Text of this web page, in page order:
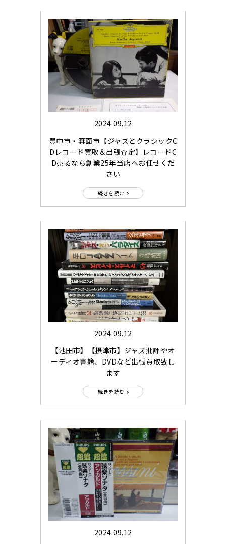
2024.09.12
豊中市・箕面市【ジャズとクラシックC
Dレコード買取＆出張査定】レコードC
D売るなら創業25年当店へお任せくだ
さい
続きを読む
2024.09.12
【池田市】【摂津市】ジャズ批評やオ
ーディオ書籍、DVDなど出張買取致し
ます
続きを読む
2024.09.12